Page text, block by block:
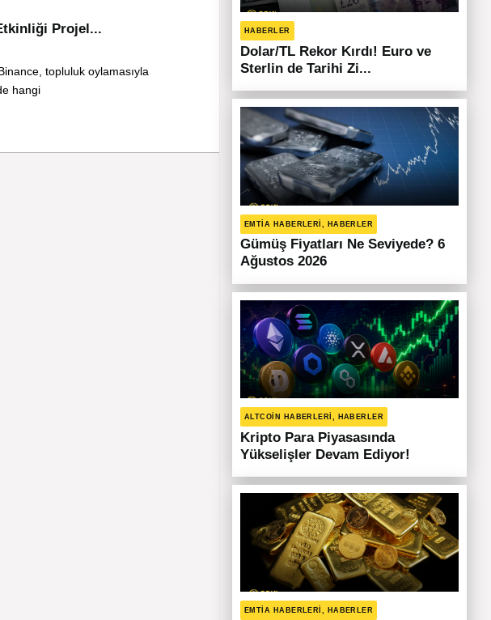
Projel...
topluluk oylamasıyla
hangi
HABERLER
Dolar/TL Rekor Kırdı! Euro ve
Sterlin de Tarihi Zi...
EMTIA HABERLERI, HABERLER
Gümüş Fiyatları Ne Seviyede? 6
Ağustos 2026
ALTCOIN HABERLERI, HABERLER
Kripto Para Piyasasında
Yükselişler Devam Ediyor!
EMTIA HABERLERI, HABERLER